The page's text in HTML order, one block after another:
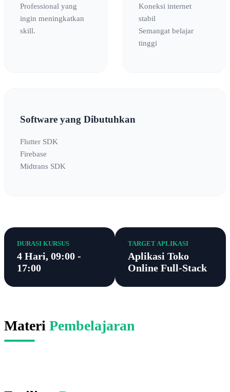
Professional yang
ingin meningkatkan
skill.
Koneksi internet
stabil
Semangat belajar
tinggi
Software yang Dibutuhkan
Flutter SDK
Firebase
Midtrans SDK
DURASI KURSUS
4 Hari, 09:00 -
17:00
TARGET APLIKASI
Aplikasi Toko
Online Full-Stack
Materi Pembelajaran